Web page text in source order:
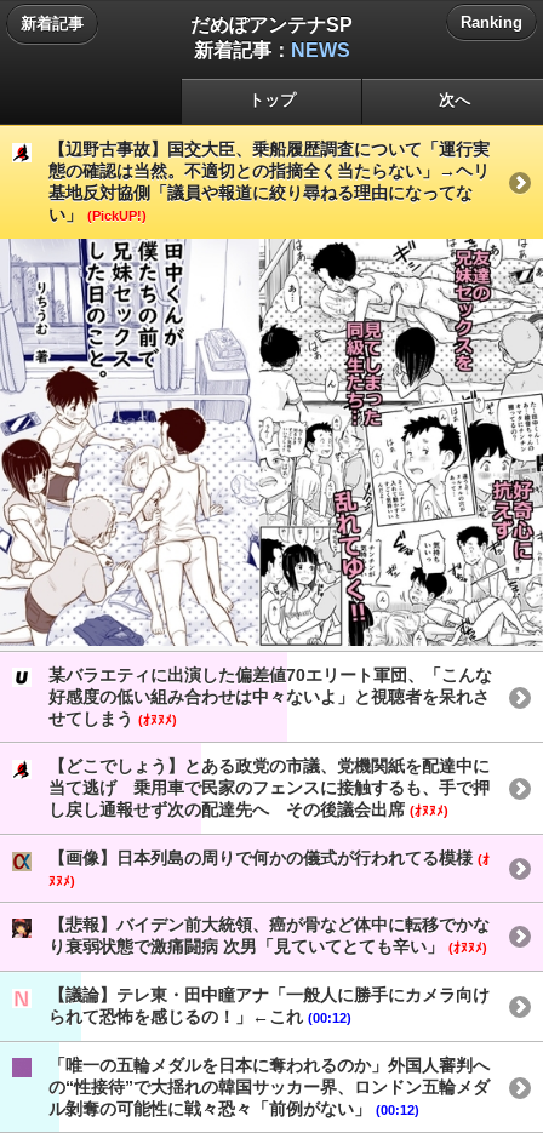
新着記事
だめぽアンテナSP
新着記事： NEWS
Ranking
トップ 次へ
【辺野古事故】国交大臣、乗船履歴調査について「運行実
態の確認は当然。不適切との指摘全く当たらない」→ヘリ
基地反対協側「議員や報道に絞り尋ねる理由になってな
い」
(PickUP!)
某バラエティに出演した偏差値70エリート軍団、「こんな
好感度の低い組み合わせは中々ないよ」と視聴者を呆れさ
せてしまう (ｵﾇﾇﾒ)
【どこでしょう】とある政党の市議、党機関紙を配達中に
当て逃げ 乗用車で民家のフェンスに接触するも、手で押
し戻し通報せず次の配達先へ その後議会出席 (ｵﾇﾇﾒ)
【画像】日本列島の周りで何かの儀式が行われてる模様 (ｵ
ﾇﾇﾒ)
【悲報】バイデン前大統領、癌が骨など体中に転移でかな
り衰弱状態で激痛闘病 次男「見ていてとても辛い」
(ｵﾇﾇﾒ)
【議論】テレ東・田中瞳アナ「一般人に勝手にカメラ向け
られて恐怖を感じるの！」←これ (00:12)
「唯一の五輪メダルを日本に奪われるのか」外国人審判へ
の“性接待”で大揺れの韓国サッカー界、ロンドン五輪メダ
ル剝奪の可能性に戦々恐々「前例がない」
(00:12)